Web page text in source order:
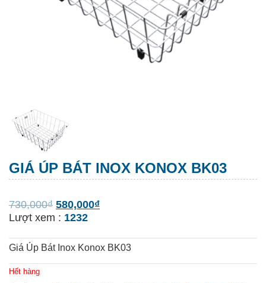
GIÁ ÚP BÁT INOX KONOX BK03
730,000₫ 580,000₫
Lượt xem : 1232
Giá Úp Bát Inox Konox BK03
Hết hàng